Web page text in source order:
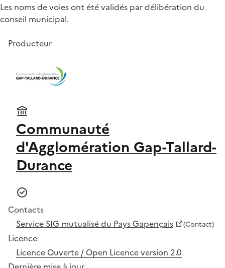
Les noms de voies ont été validés par délibération du
conseil municipal.
Producteur
Communauté
d'Agglomération Gap-Tallard-
Durance
Contacts
Service SIG mutualisé du Pays Gapençais
(Contact)
Licence
Licence Ouverte / Open Licence version 2.0